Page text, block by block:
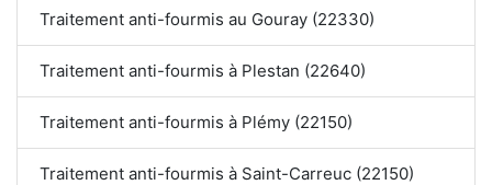
Traitement anti-fourmis au Gouray (22330)
Traitement anti-fourmis à Plestan (22640)
Traitement anti-fourmis à Plémy (22150)
Traitement anti-fourmis à Saint-Carreuc (22150)